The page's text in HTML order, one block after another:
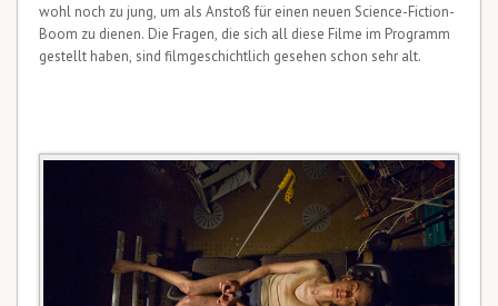
wohl noch zu jung, um als Anstoß für einen neuen Science-Fiction-
Boom zu dienen. Die Fragen, die sich all diese Filme im Programm
gestellt haben, sind filmgeschichtlich gesehen schon sehr alt.